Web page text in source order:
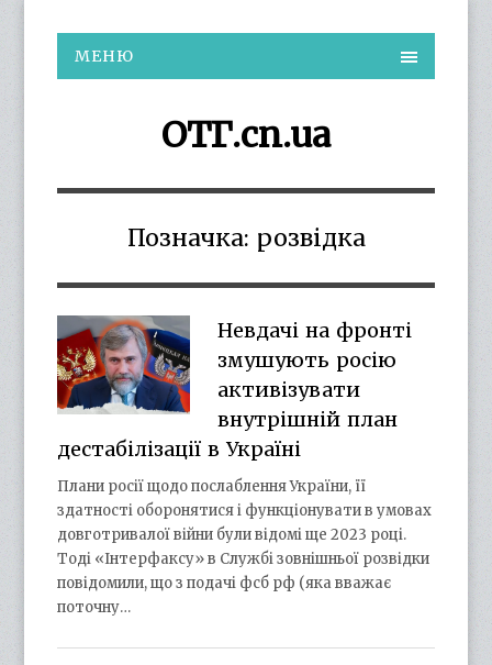
МЕНЮ
ОТГ.cn.ua
Позначка: розвідка
Невдачі на фронті
змушують росію
активізувати
внутрішній план
дестабілізації в Україні
Плани росії щодо послаблення України, її
здатності оборонятися і функціонувати в умовах
довготривалої війни були відомі ще 2023 році.
Тоді «Інтерфаксу» в Службі зовнішньої розвідки
повідомили, що з подачі фсб рф (яка вважає
поточну…